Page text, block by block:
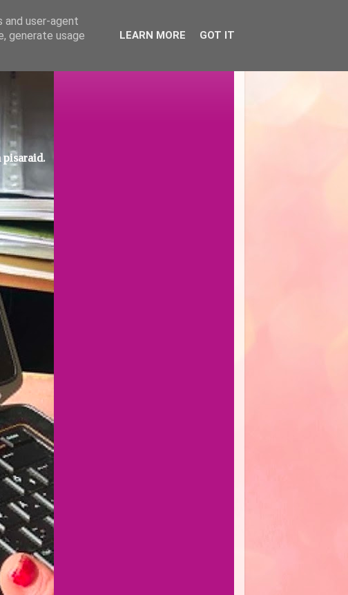
pisaraid.
and user-agent
generate usage
LEARN MORE GOT IT